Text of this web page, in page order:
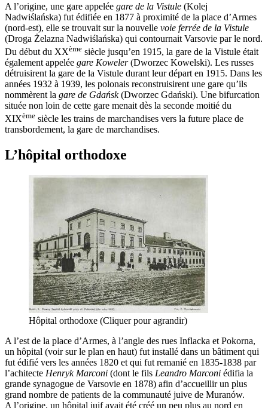
A l’origine, une gare appelée gare de la Vistule (Kolej
Nadwiślańska) fut édifiée en 1877 à proximité de la place d’Armes
(nord-est), elle se trouvait sur la nouvelle voie ferrée de la Vistule
(Droga Żelazna Nadwiślańska) qui contournait Varsovie par le nord.
Du début du XXème siècle jusqu’en 1915, la gare de la Vistule était
également appelée gare Koweler(Dworzec Kowelski). Les russes
détruisirent la gare de la Vistule durant leur départ en 1915. Dans les
années 1932 à 1939, les polonais reconstruisirent une gare qu’ils
nommèrent la gare de Gdańsk(Dworzec Gdański). Une bifurcation
située non loin de cette gare menait dès la seconde moitié du
XIXème siècle les trains de marchandises vers la future place de
transbordement, la gare de marchandises.
L’hôpital orthodoxe
Hôpital orthodoxe (Cliquer pour agrandir)
A l’est de la place d’Armes, à l’angle des rues Inflacka et Pokorna,
un hôpital (voir sur le plan en haut) fut installé dans un bâtiment qui
fut édifié vers les années 1820 et qui fut remanié en 1835-1838 par
l’achitecte Henryk Marconi (dont le fils Leandro Marconi édifia la
grande synagogue de Varsovie en 1878) afin d’accueillir un plus
grand nombre de patients de la communauté juive de Muranów.
A l’origine, un hôpital juif avait été créé un peu plus au nord en